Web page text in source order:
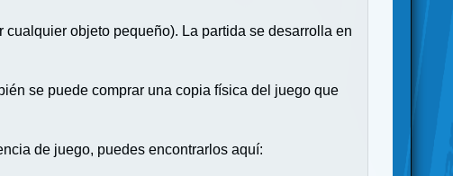
cualquier objeto pequeño). La partida se desarrolla en
se puede comprar una copia física del juego que
de juego, puedes encontrarlos aquí: